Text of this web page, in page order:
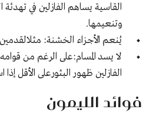
القاسية يساهم الفازلين في تهدئة
وتنعيمها.
يُنعم الأجزاء الخشنة:
لا يسد المسام:على الرغم من
الفازلين ظهور البثورعلى الأقل
فوائد الليمون